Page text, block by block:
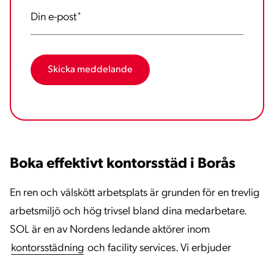
Din e-post*
Boka effektivt kontorsstäd i Borås
En ren och välskött arbetsplats är grunden för en trevlig
arbetsmiljö och hög trivsel bland dina medarbetare.
SOL är en av Nordens ledande aktörer inom
kontorsstädning och facility services. Vi erbjuder